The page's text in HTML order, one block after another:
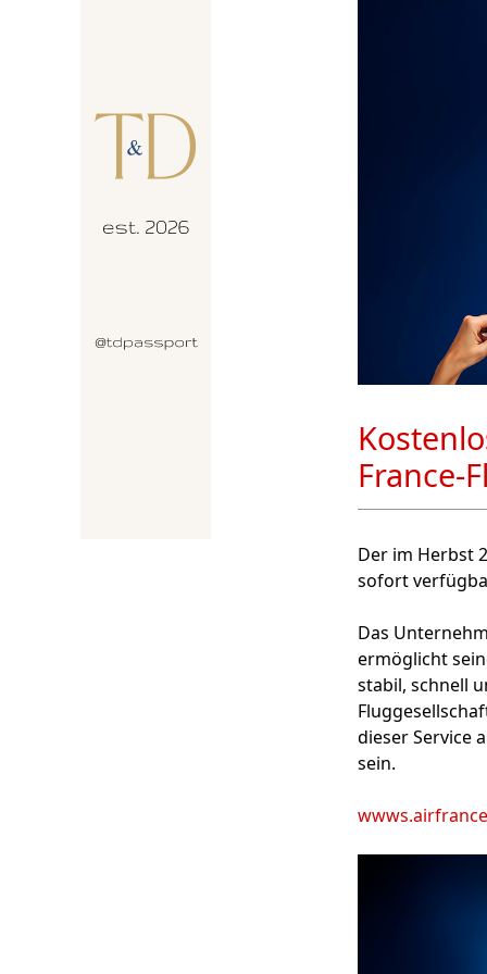
France-
Der im Herbst
sofort
Das
ermöglicht
stabil, schnell
dieser Service
sein.